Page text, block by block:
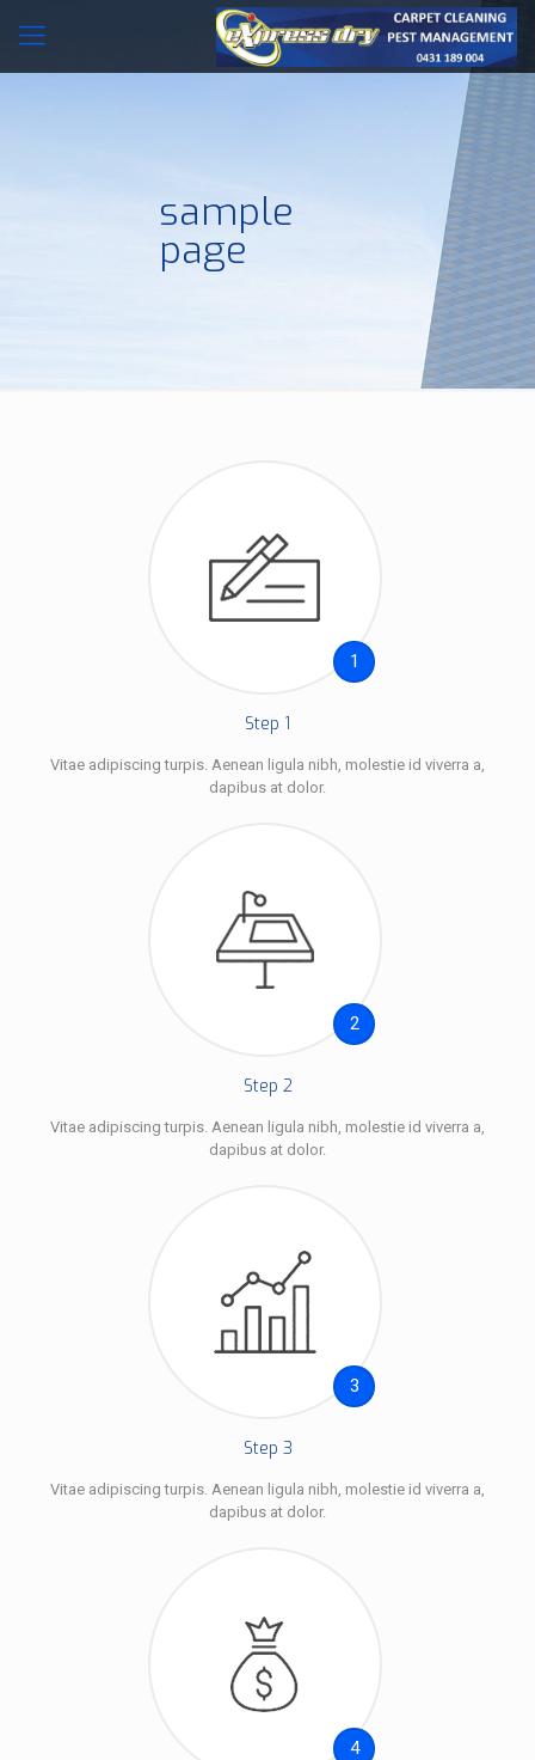
sample
page
1
Step 1
Vitae adipiscing turpis. Aenean ligula nibh, molestie id viverra a,
dapibus at dolor.
2
Step 2
Vitae adipiscing turpis. Aenean ligula nibh, molestie id viverra a,
dapibus at dolor.
3
Step 3
Vitae adipiscing turpis. Aenean ligula nibh, molestie id viverra a,
dapibus at dolor.
4